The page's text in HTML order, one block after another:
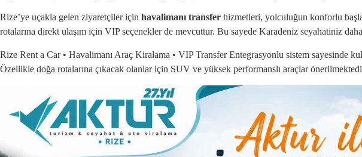
Rize’ye uçakla gelen ziyaretçiler için havalimanı transfer hizmetleri, yolculuğun konforlu
rotalarına direkt ulaşım için VIP seçenekler de mevcuttur. Bu sayede Karadeniz seyahatiniz
Rize Rent a Car • Havalimanı Araç Kiralama • VIP Transfer Entegrasyonlu sistem sayesinde
Özellikle doğa rotalarına çıkacak olanlar için SUV ve yüksek performanslı araçlar